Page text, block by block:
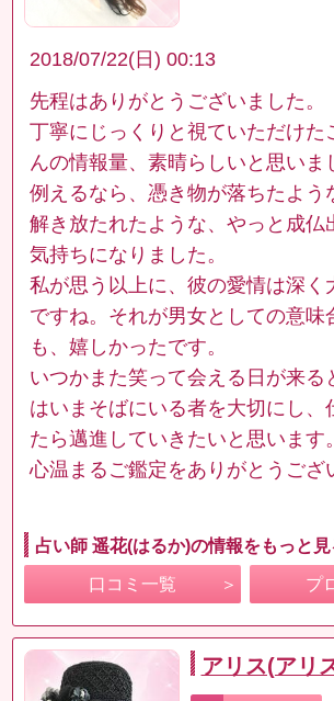
2018/07/22(日) 00:13
先程はありがとうございました。
丁寧にじっくりと視ていただけた
んの情報量、素晴らしいと思いま
例えるなら、憑き物が落ちたよう
解き放たれたような、やっと成仏
気持ちになりました。
私が思う以上に、彼の愛情は深く
ですね。それが男女としての意味
も、嬉しかったです。
いつかまた笑って会える日が来る
はいまそばにいる者を大切にし、
たら邁進していきたいと思います。
心温まるご鑑定をありがとうござ
占い師 遥花(はるか)の情報をもっと見
口コミ一覧 プ
アリス(アリ